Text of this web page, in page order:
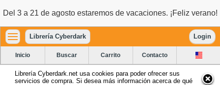
Del 3 a 21 de agosto estaremos de vacaciones. ¡Feliz verano!
Librería Cyberdark Login
Inicio Buscar Carrito Contacto
Librería Cyberdark.net usa cookies para poder ofrecer sus
servicios de compra. Si desea más información acerca de qué